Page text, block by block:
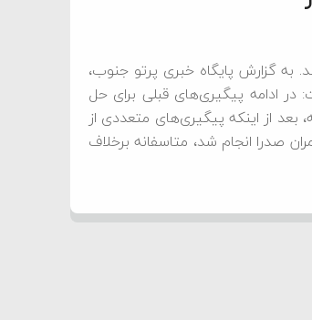
شد. به گزارش پایگاه خبری پرتو جنوب،
ادامه پیگیری‌های قبلی برای حل
از اینکه پیگیری‌های متعددی از
انجام شد، متاسفانه برخلاف